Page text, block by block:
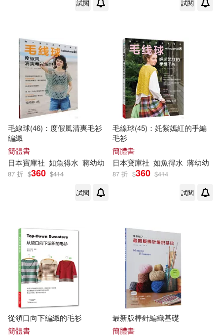
馬曉惠(1)
馮文龍(1)
高火 (編者)(1)
黃昌鐵，齊寶庫（主編）(1)
黎詠嫻(1) 龔學眾(1)
（加）安傑拉·阿克曼，（意）貝卡·
（印度）維迪亞迦羅（編）(1)
（德）卜勞恩(1)
（意）貝卡·普利西(1)
試閱 試閱
毛線球(46)：度假風清爽毛衫
編織
簡體書
日本寶庫社 如魚得水 蔣幼幼
87 折 $360 $414
試閱
毛線球(45)：奼紫嫣紅的手編
毛衫
簡體書
日本寶庫社 如魚得水 蔣幼幼
87 折 $360 $414
試閱
從領口向下編織的毛衫
簡體書
最新版棒針編織基礎
簡體書